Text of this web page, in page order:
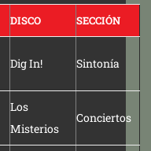
DISCO SECCIÓN
Dig In! Sintonía
Los
Misterios
Conciertos